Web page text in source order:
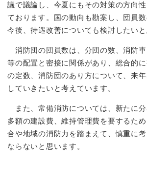
議で議論し、今夏にもその対策の方向
ております。国の動向も勘案し、団員数
今後、待遇改善についても検討したいと
消防団の団員数は、分団の数、消防
等の配置と密接に関係があり、総合的
の定数、消防団のあり方について、来
していきたいと考えています。
また、常備消防については、新たに
多額の建設費、維持管理費を要するた
合や地域の消防力を踏まえて、慎重に
ならないと思います。